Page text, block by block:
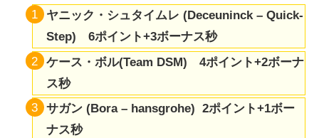
ヤニック・シュタイムレ (Deceuninck – Quick-
Step) 6ポイント+3ボーナス秒
ケース・ボル(Team DSM) 4ポイント+2ボーナ
ス秒
サガン (Bora – hansgrohe) 2ポイント+1ボー
ナス秒